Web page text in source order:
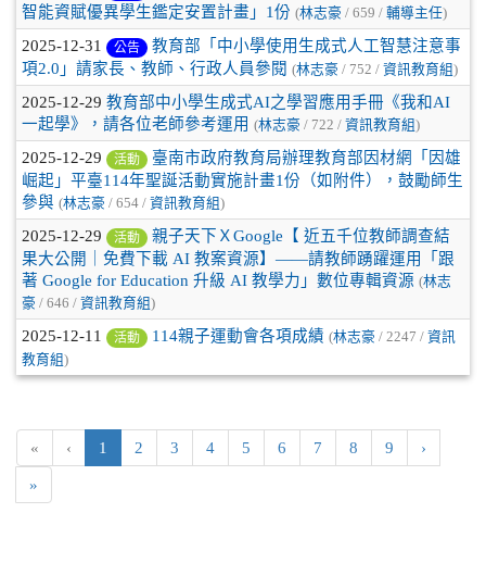
智能資賦優異學生鑑定安置計畫」1份 (林志豪 / 659 / 輔導主任)
2025-12-31 公告
教育部「中小學使用生成式人工智慧注意事
項2.0」請家長、教師、行政人員參閱 (林志豪 / 752 / 資訊教育組)
2025-12-29 教育部中小學生成式AI之學習應用手冊《我和AI
一起學》，請各位老師參考運用 (林志豪 / 722 / 資訊教育組)
2025-12-29 活動
臺南市政府教育局辦理教育部因材網「因雄
崛起」平臺114年聖誕活動實施計畫1份（如附件），鼓勵師生
參與 (林志豪 / 654 / 資訊教育組)
2025-12-29 活動
親子天下ＸGoogle【 近五千位教師調查結
果大公開｜免費下載 AI 教案資源】——請教師踴躍運用「跟
著 Google for Education 升級 AI 教學力」數位專輯資源 (林志
豪 / 646 / 資訊教育組)
2025-12-11 活動 114親子運動會各項成績 (林志豪 / 2247 / 資訊
教育組)
« ‹ 1 (目前頁次)
2 3 4 5 6 7 8 9 ›
»